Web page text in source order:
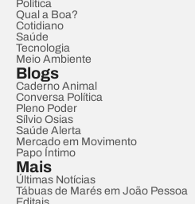
Política
Qual a Boa?
Cotidiano
Saúde
Tecnologia
Meio Ambiente
Blogs
Caderno Animal
Conversa Política
Pleno Poder
Sílvio Osias
Saúde Alerta
Mercado em Movimento
Papo Íntimo
Mais
Últimas Notícias
Tábuas de Marés em João Pessoa